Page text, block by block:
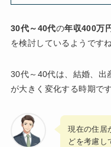
30代～40代の年収400万
を検討しているようですね
30代～40代は、結婚、出
が大きく変化する時期です
現在の住居
どを考慮し